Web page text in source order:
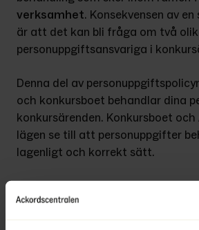
verksamhet. Konsekvensen av
är att det kan bli fråga om två
personuppgiftsansvariga i
Denna del av
och konkursboet behandlar dina
konkursärenden. Konkursboet
lägen se till att personuppgifter
lagenligt och korrekt sätt.
del, av personuppgiftspolicyn, för